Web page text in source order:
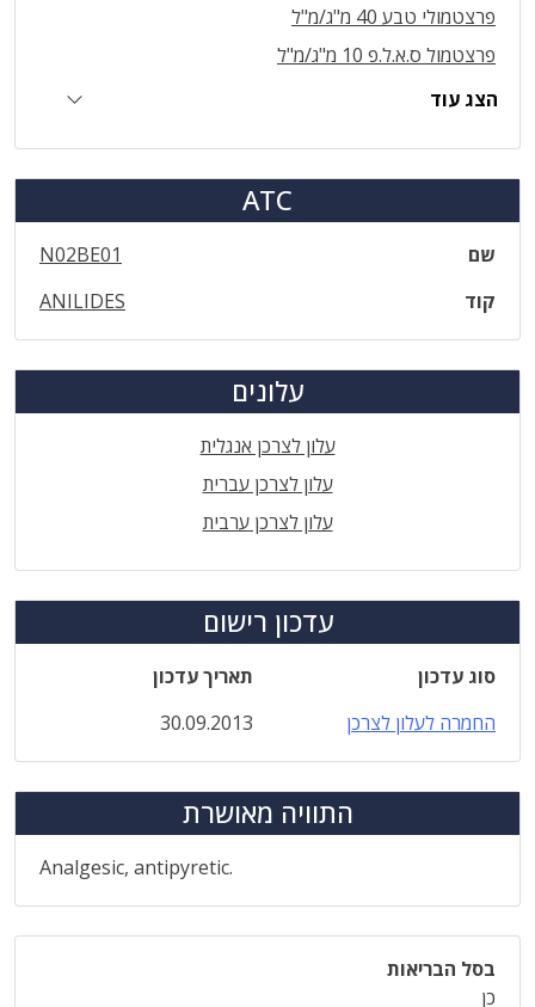
פרצטמולי טבע 40 מ"ג/מ"ל
פרצטמול ס.א.ל.פ 10 מ"ג/מ"ל
הצג עוד
ATC
שם
N02BE01
קוד
ANILIDES
עלונים
עלון לצרכן אנגלית
עלון לצרכן עברית
עלון לצרכן ערבית
עדכון רישום
סוג עדכון
תאריך עדכון
החמרה לעלון לצרכן
30.09.2013
התוויה מאושרת
Analgesic, antipyretic.
בסל הבריאות
כן